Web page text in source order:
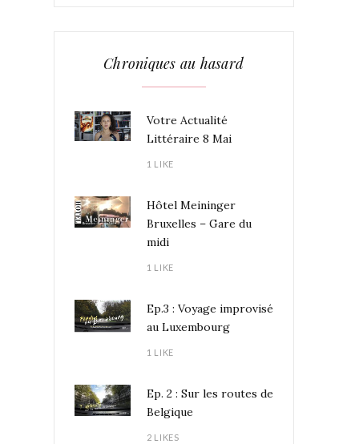
Chroniques au hasard
Votre Actualité
Littéraire 8 Mai
1 LIKE
Hôtel Meininger
Bruxelles – Gare du
midi
1 LIKE
Ep.3 : Voyage improvisé
au Luxembourg
1 LIKE
Ep. 2 : Sur les routes de
Belgique
2 LIKES